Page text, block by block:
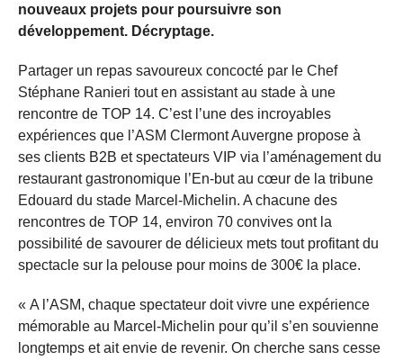
nouveaux projets pour poursuivre son
développement. Décryptage.
Partager un repas savoureux concocté par le Chef
Stéphane Ranieri tout en assistant au stade à une
rencontre de TOP 14. C’est l’une des incroyables
expériences que l’ASM Clermont Auvergne propose à
ses clients B2B et spectateurs VIP via l’aménagement du
restaurant gastronomique l’En-but au cœur de la tribune
Edouard du stade Marcel-Michelin. A chacune des
rencontres de TOP 14, environ 70 convives ont la
possibilité de savourer de délicieux mets tout profitant du
spectacle sur la pelouse pour moins de 300€ la place.
« A l’ASM, chaque spectateur doit vivre une expérience
mémorable au Marcel-Michelin pour qu’il s’en souvienne
longtemps et ait envie de revenir. On cherche sans cesse